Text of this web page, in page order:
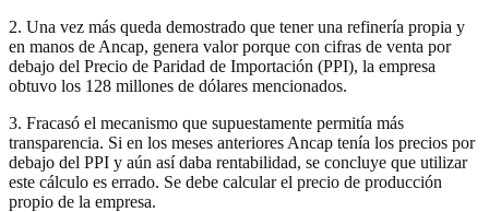
2. Una vez más queda demostrado que tener una refinería propia y
en manos de Ancap, genera valor porque con cifras de venta por
debajo del Precio de Paridad de Importación (PPI), la empresa
obtuvo los 128 millones de dólares mencionados.
3. Fracasó el mecanismo que supuestamente permitía más
transparencia. Si en los meses anteriores Ancap tenía los precios por
debajo del PPI y aún así daba rentabilidad, se concluye que utilizar
este cálculo es errado. Se debe calcular el precio de producción
propio de la empresa.